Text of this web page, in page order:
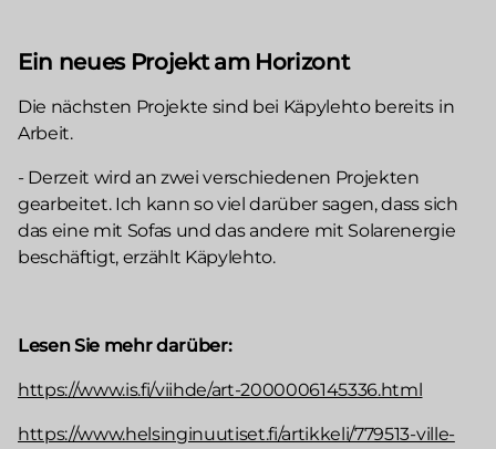
Ein neues Projekt am Horizont
Die nächsten Projekte sind bei Käpylehto bereits in
Arbeit.
- Derzeit wird an zwei verschiedenen Projekten
gearbeitet. Ich kann so viel darüber sagen, dass sich
das eine mit Sofas und das andere mit Solarenergie
beschäftigt, erzählt Käpylehto.
Lesen Sie mehr darüber:
https://www.is.fi/viihde/art-2000006145336.html
https://www.helsinginuutiset.fi/artikkeli/779513-ville-